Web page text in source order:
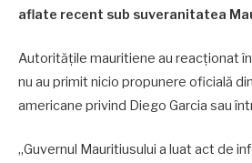
aflate recent sub suveranitatea
Autoritățile mauritiene au reacționat
nu au primit nicio propunere oficială
americane privind Diego Garcia sau
„Guvernul Mauritiusului a luat act de